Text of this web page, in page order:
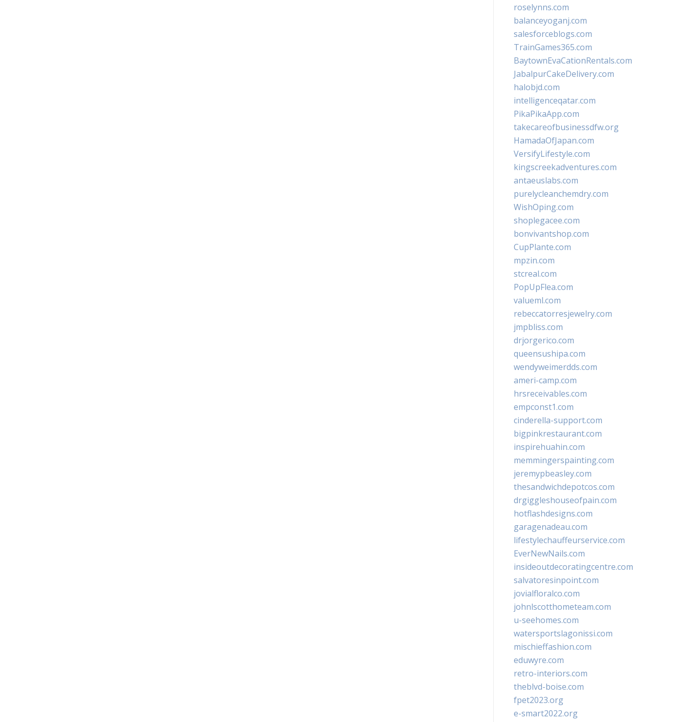
roselynns.com
balanceyoganj.com
salesforceblogs.com
TrainGames365.com
BaytownEvaCationRentals.com
JabalpurCakeDelivery.com
halobjd.com
intelligenceqatar.com
PikaPikaApp.com
takecareofbusinessdfw.org
HamadaOfJapan.com
VersifyLifestyle.com
kingscreekadventures.com
antaeuslabs.com
purelycleanchemdry.com
WishOping.com
shoplegacee.com
bonvivantshop.com
CupPlante.com
mpzin.com
stcreal.com
PopUpFlea.com
valueml.com
rebeccatorresjewelry.com
jmpbliss.com
drjorgerico.com
queensushipa.com
wendyweimerdds.com
ameri-camp.com
hrsreceivables.com
empconst1.com
cinderella-support.com
bigpinkrestaurant.com
inspirehuahin.com
memmingerspainting.com
jeremypbeasley.com
thesandwichdepotcos.com
drgiggleshouseofpain.com
hotflashdesigns.com
garagenadeau.com
lifestylechauffeurservice.com
EverNewNails.com
insideoutdecoratingcentre.com
salvatoresinpoint.com
jovialfloralco.com
johnlscotthometeam.com
u-seehomes.com
watersportslagonissi.com
mischieffashion.com
eduwyre.com
retro-interiors.com
theblvd-boise.com
fpet2023.org
e-smart2022.org